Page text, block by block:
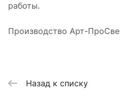
работы.
Производство Арт-
Назад к списку